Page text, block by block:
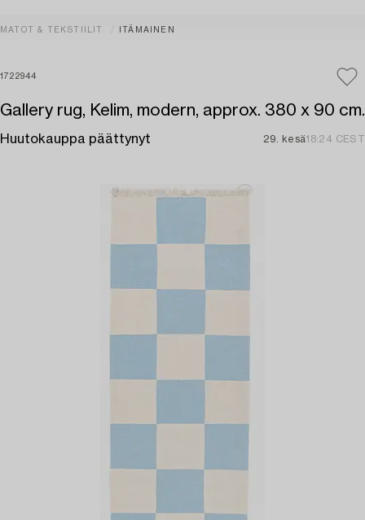
MATOT & TEKSTIILIT ITÄMAINEN
1722944
Gallery rug, Kelim, modern, approx. 380 x 90 cm.
Huutokauppa päättynyt 29. kesä18:24 CEST